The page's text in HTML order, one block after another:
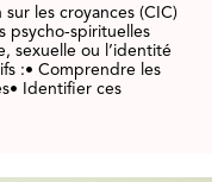
les croyances (CIC)
psycho-spirituelles
sexuelle ou l’identité
:• Comprendre les
Identifier ces